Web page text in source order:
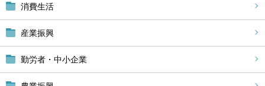
消費生活
産業振興
勤労者・中小企業